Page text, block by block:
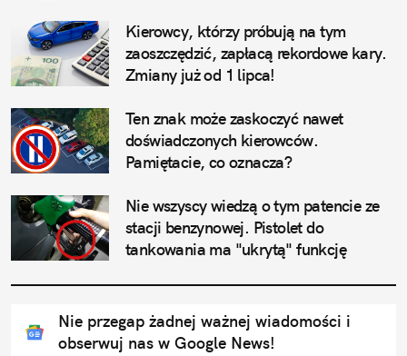
Kierowcy, którzy próbują na tym
zaoszczędzić, zapłacą rekordowe kary.
Zmiany już od 1 lipca!
Ten znak może zaskoczyć nawet
doświadczonych kierowców.
Pamiętacie, co oznacza?
Nie wszyscy wiedzą o tym patencie ze
stacji benzynowej. Pistolet do
tankowania ma "ukrytą" funkcję
Nie przegap żadnej ważnej wiadomości i
obserwuj nas w Google News!